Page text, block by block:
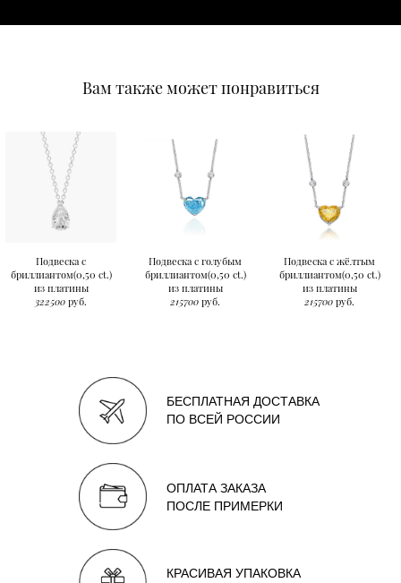
Вам также может понравиться
Подвеска с
бриллиантом(0,50 ct.)
из платины
322500 руб.
Подвеска с голубым
бриллиантом(0,50 ct.)
из платины
215700 руб.
Подвеска с жёлтым
бриллиантом(0,50 ct.)
из платины
215700 руб.
БЕСПЛАТНАЯ ДОСТАВКА
ПО ВСЕЙ РОССИИ
ОПЛАТА ЗАКАЗА
ПОСЛЕ ПРИМЕРКИ
КРАСИВАЯ УПАКОВКА